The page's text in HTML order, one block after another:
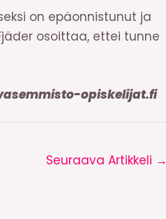
on epäonnistunut ja
osoittaa, ettei tunne
opiskelijat.fi
Seuraava Artikkeli →